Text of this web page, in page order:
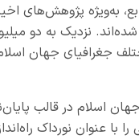
به‌ویژه پژوهش‌های
نزدیک به دو
جغرافیای جهان
اسلام در قالب